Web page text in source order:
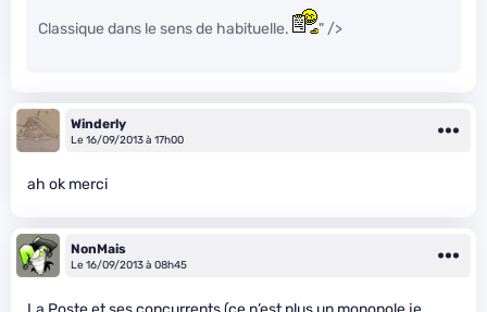
Classique dans le sens de habituelle. " />
Winderly
Le 16/09/2013 à 17h00
ah ok merci
NonMais
Le 16/09/2013 à 08h45